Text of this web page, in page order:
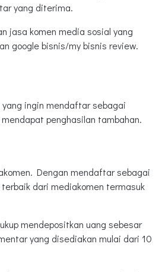
yang diterima.
jasa komen media sosial yang
google bisnis/my bisnis review.
ingin mendaftar sebagai
penghasilan tambahan.
Dengan mendaftar sebagai
dari mediakomen termasuk
mendepositkan uang sebesar
yang disediakan mulai dari 10